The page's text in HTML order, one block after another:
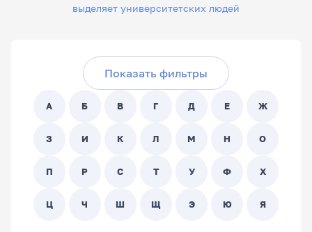
выделяет университетских людей
Показать фильтры
Поиск по ФИО сотрудника:
А Б В Г Д Е Ж
З И К Л М Н О
П Р С Т У Ф Х
Ц Ч Ш Щ Э Ю Я